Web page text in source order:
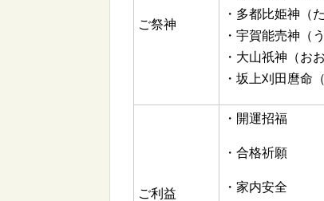
ご祭神
・多都比姫神（
・宇賀能売神（
・大山祇神（お
・坂上刈田麿命
ご利益
・開運招福
・合格祈願
・家内安全